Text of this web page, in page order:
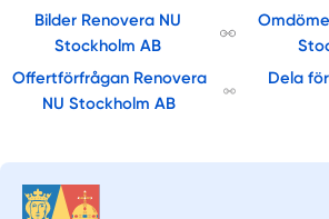
Bilder Renovera NU
Stockholm AB
Offertförfrågan Renovera
NU Stockholm AB
Dela